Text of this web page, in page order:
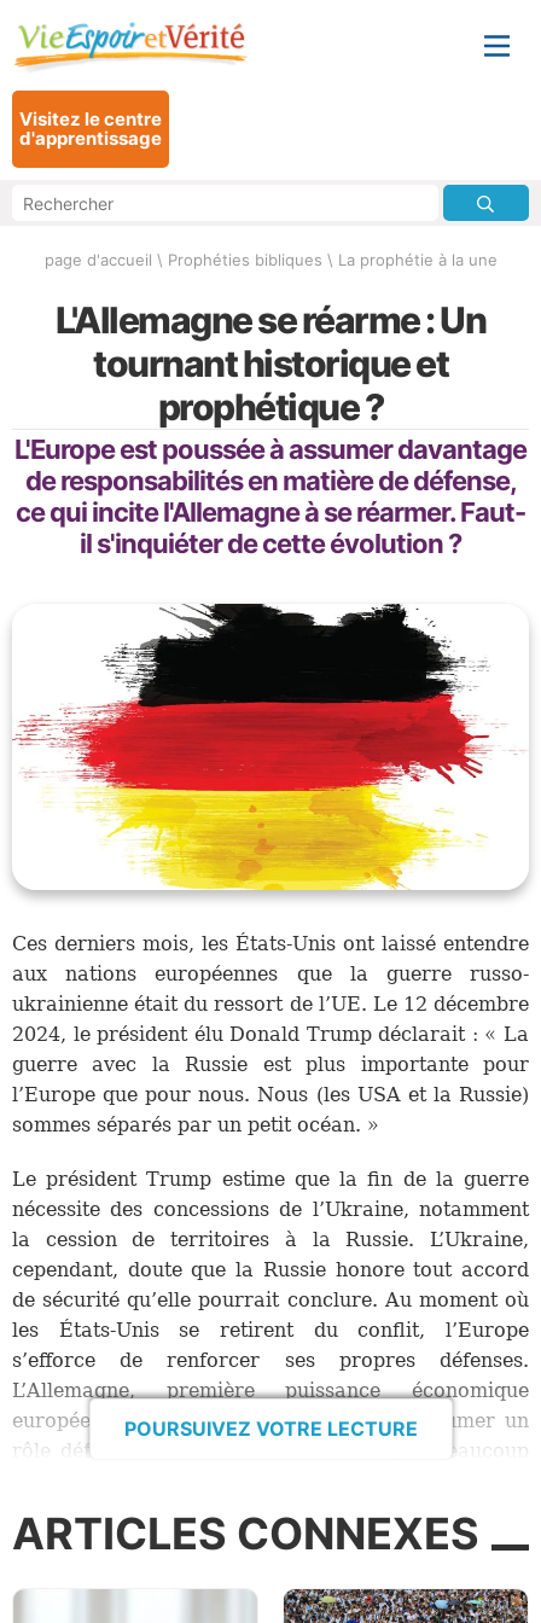
Visitez le centre
d'apprentissage
page d'accueil \ Prophéties bibliques \ La prophétie à la une
L'Allemagne se réarme : Un
tournant historique et
prophétique ?
L'Europe est poussée à assumer davantage
de responsabilités en matière de défense,
ce qui incite l'Allemagne à se réarmer. Faut-
il s'inquiéter de cette évolution ?
Ces derniers mois, les États-Unis ont laissé entendre
aux nations européennes que la guerre russo-
ukrainienne était du ressort de l’UE. Le 12 décembre
2024, le président élu Donald Trump déclarait : « La
guerre avec la Russie est plus importante pour
l’Europe que pour nous. Nous (les USA et la Russie)
sommes séparés par un petit océan. »
Le président Trump estime que la fin de la guerre
nécessite des concessions de l’Ukraine, notamment
la cession de territoires à la Russie. L’Ukraine,
cependant, doute que la Russie honore tout accord
de sécurité qu’elle pourrait conclure. Au moment où
les États-Unis se retirent du conflit, l’Europe
s’efforce de renforcer ses propres défenses.
L’Allemagne, première puissance économique
européenne, semble désormais prête à assumer un
rôle défensif en Europe, une mesure que beaucoup
L’Allemagne s’efforce de se réarmer
du prochain gouvernement allemand et à son
POURSUIVEZ VOTRE LECTURE
ARTICLES CONNEXES